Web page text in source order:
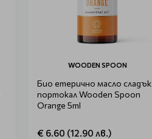
WOODEN SPOON
Био етерично масло сладък
портокал Wooden Spoon
Orange 5ml
€ 6.60 (12.90 лв.)